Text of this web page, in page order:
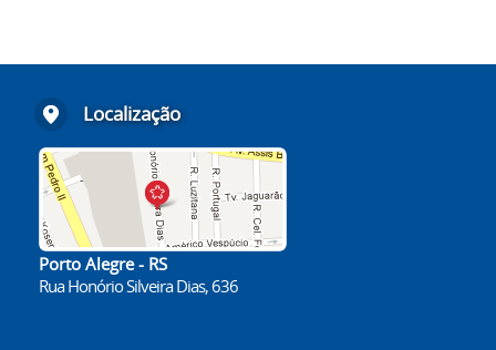
Localização
Porto Alegre - RS
Rua Honório Silveira Dias, 636